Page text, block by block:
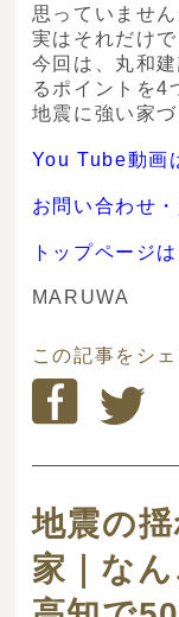
思っていません
実はそれだけ
今回は、丸和
るポイントを4
地震に強い家
You Tube動画
お問い合わせ
トップページ
MARUWA
この記事をシェ
地震の
家｜な